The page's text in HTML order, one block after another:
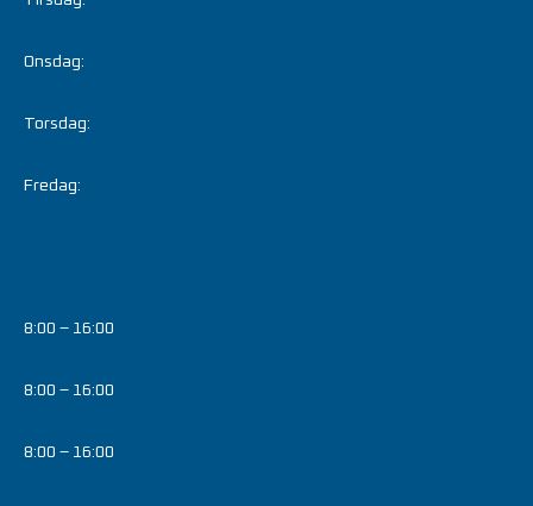
Onsdag:
Torsdag:
Fredag:
8:00 – 16:00
8:00 – 16:00
8:00 – 16:00